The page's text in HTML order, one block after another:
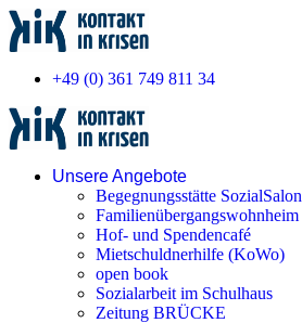
+49 (0) 361 749 811 34
Unsere Angebote
Begegnungsstätte SozialSalon
Familienübergangswohnheim
Hof- und Spendencafé
Mietschuldnerhilfe (KoWo)
open book
Sozialarbeit im Schulhaus
Zeitung BRÜCKE